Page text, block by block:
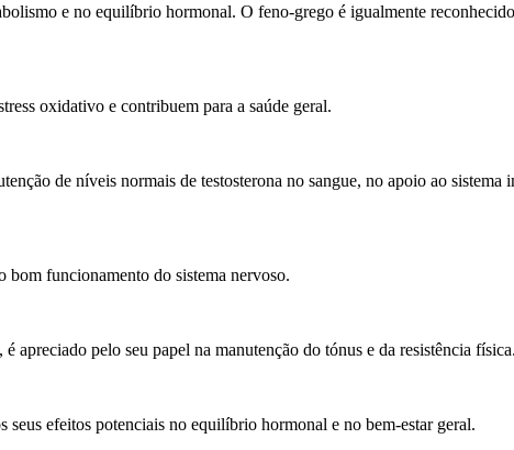
e no equilíbrio hormonal. O feno-grego é igualmente
oxidativo e contribuem para a saúde geral.
de níveis normais de testosterona no sangue, no apoio ao sistema
bom funcionamento do sistema nervoso.
apreciado pelo seu papel na manutenção do tónus e da resistência física.
seus efeitos potenciais no equilíbrio hormonal e no bem-estar geral.